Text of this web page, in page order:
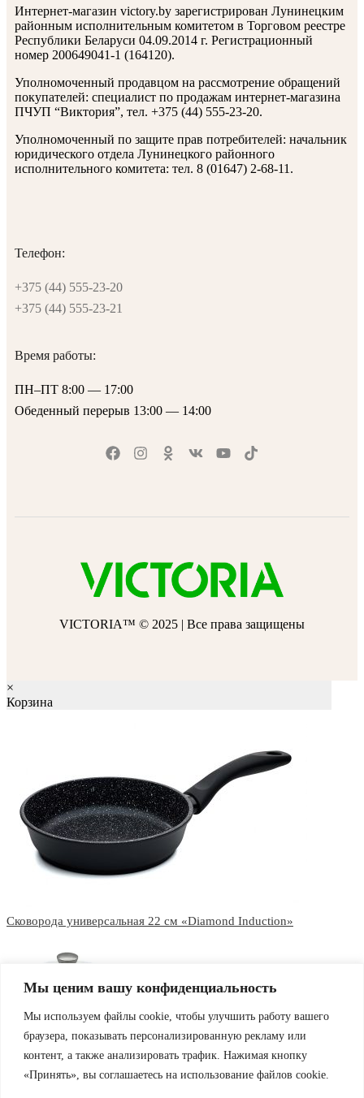
Мы ценим вашу конфиденциальность
Мы используем файлы cookie, чтобы улучшить работу вашего
браузера, показывать персонализированную рекламу или
контент, а также анализировать трафик. Нажимая кнопку
«Принять», вы соглашаетесь на использование файлов cookie.
Интернет-магазин victory.by зарегистрирован Лунинецким
районным исполнительным комитетом в Торговом реестре
Республики Беларуси 04.09.2014 г. Регистрационный
номер 200649041-1 (164120).
Уполномоченный продавцом на рассмотрение обращений
покупателей: специалист по продажам интернет-магазина
ПЧУП “Виктория”, тел. +375 (44) 555-23-20.
Уполномоченный по защите прав потребителей: начальник
юридического отдела Лунинецкого районного
исполнительного комитета: тел. 8 (01647) 2-68-11.
Телефон:
+375 (44) 555-23-20
+375 (44) 555-23-21
Время работы:
ПН–ПТ 8:00 — 17:00
Обеденный перерыв 13:00 — 14:00
VICTORIA™ © 2025 | Все права защищены
×
Корзина
Сковорода универсальная 22 см «Diamond Induction»
Крышка из боросиликатного стекла d-220 мм с
металлической ручкой